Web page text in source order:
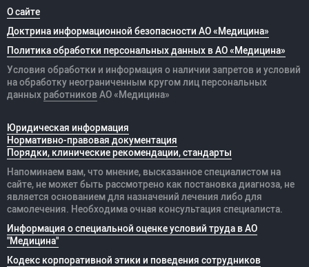
О сайте
Доктрина информационной безопасности АО «Медицина»
Политика обработки персональных данных в АО «Медицина»
Условия обработки и информация о наличии запретов и условий
на обработку неограниченным кругом лиц персональных
данных работников АО «Медицина»
Юридическая информация
Нормативно-правовая документация
Порядки, клинические рекомендации, стандарты
Напоминаем вам, что мнение, высказанное специалистом на
сайте, не может быть рассмотрено как постановка диагноза, не
является основанием для назначений лечения либо для
самолечения. Необходима очная консультация специалиста.
Информация о специальной оценке условий труда в АО
"Медицина"
Кодекс корпоративной этики и поведения сотрудников